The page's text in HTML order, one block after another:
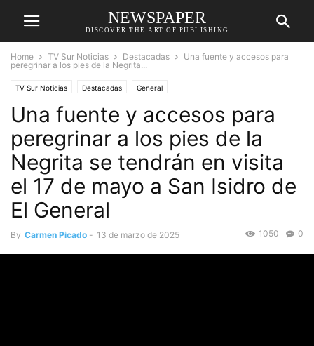
NEWSPAPER
DISCOVER THE ART OF PUBLISHING
Home TV Sur Noticias Destacadas
Una fuente y accesos para
peregrinar a los pies de la Negrita...
TV Sur Noticias Destacadas General
Una fuente y accesos para
peregrinar a los pies de la
Negrita se tendrán en visita
el 17 de mayo a San Isidro de
El General
By Carmen Picado - 13 de marzo de 2025 0
1050